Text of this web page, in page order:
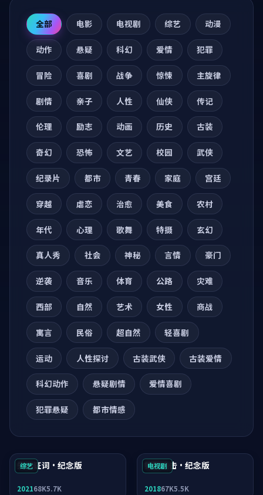
全部 电影 电视剧 综艺 动漫
动作 悬疑 科幻 爱情 犯罪
冒险 喜剧 战争 惊悚 主旋律
剧情 亲子 人性 仙侠 传记
伦理 励志 动画 历史 古装
奇幻 恐怖 文艺 校园 武侠
纪录片 都市 青春 家庭 宫廷
穿越 虐恋 治愈 美食 农村
年代 心理 歌舞 特摄 玄幻
真人秀 社会 神秘 言情 豪门
逆袭 音乐 体育 公路 灾难
西部 自然 艺术 女性 商战
寓言 民俗 超自然 轻喜剧
运动 人性探讨 古装武侠 古装爱情
科幻动作 悬疑剧情 爱情喜剧
犯罪悬疑 都市情感
综艺
失控证词·纪念版
202168K5.7K
电视剧
银翼追击·纪念版
201867K5.5K